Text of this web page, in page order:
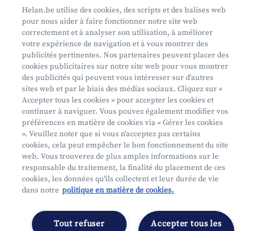
Prenez rendez-vous
Où nous trouver
Phishing
Mifid
Privacy
Info juridique
Soumis au contrôle de l'OCM
Déclaration d'accessibilité
Helan.be utilise des cookies, des scripts et des balises web
pour nous aider à faire fonctionner notre site web
correctement et à analyser son utilisation, à améliorer
votre expérience de navigation et à vous montrer des
publicités pertinentes. Nos partenaires peuvent placer des
cookies publicitaires sur notre site web pour vous montrer
des publicités qui peuvent vous intéresser sur d'autres
sites web et par le biais des médias sociaux. Cliquez sur «
Accepter tous les cookies » pour accepter les cookies et
continuer à naviguer. Vous pouvez également modifier vos
préférences en matière de cookies via « Gérer les cookies
». Veuillez noter que si vous n'acceptez pas certains
cookies, cela peut empêcher le bon fonctionnement du site
web. Vous trouverez de plus amples informations sur le
responsable du traitement, la finalité du placement de ces
cookies, les données qu'ils collectent et leur durée de vie
dans notre politique en matière de cookies.
Accepter tous les
Tout refuser